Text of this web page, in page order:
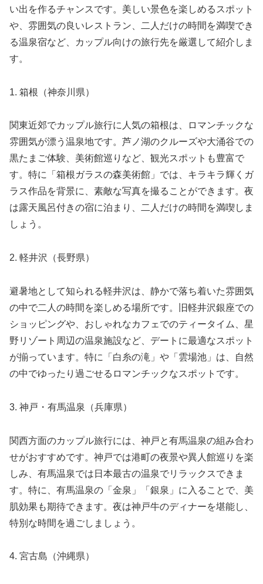
い出を作るチャンスです。美しい景色を楽しめるスポット
や、雰囲気の良いレストラン、二人だけの時間を満喫でき
る温泉宿など、カップル向けの旅行先を厳選して紹介しま
す。
1. 箱根（神奈川県）
関東近郊でカップル旅行に人気の箱根は、ロマンチックな
雰囲気が漂う温泉地です。芦ノ湖のクルーズや大涌谷での
黒たまご体験、美術館巡りなど、観光スポットも豊富で
す。特に「箱根ガラスの森美術館」では、キラキラ輝くガ
ラス作品を背景に、素敵な写真を撮ることができます。夜
は露天風呂付きの宿に泊まり、二人だけの時間を満喫しま
しょう。
2. 軽井沢（長野県）
避暑地として知られる軽井沢は、静かで落ち着いた雰囲気
の中で二人の時間を楽しめる場所です。旧軽井沢銀座での
ショッピングや、おしゃれなカフェでのティータイム、星
野リゾート周辺の温泉施設など、デートに最適なスポット
が揃っています。特に「白糸の滝」や「雲場池」は、自然
の中でゆったり過ごせるロマンチックなスポットです。
3. 神戸・有馬温泉（兵庫県）
関西方面のカップル旅行には、神戸と有馬温泉の組み合わ
せがおすすめです。神戸では港町の夜景や異人館巡りを楽
しみ、有馬温泉では日本最古の温泉でリラックスできま
す。特に、有馬温泉の「金泉」「銀泉」に入ることで、美
肌効果も期待できます。夜は神戸牛のディナーを堪能し、
特別な時間を過ごしましょう。
4. 宮古島（沖縄県）